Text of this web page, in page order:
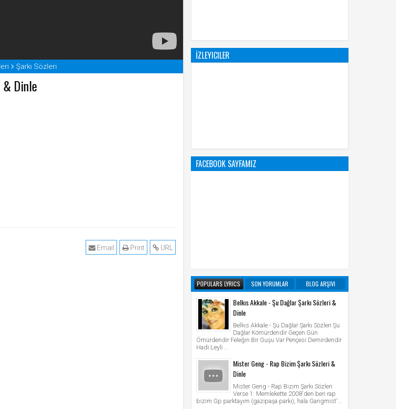
Şarkı Sözleri
Dinle
URL
Print
Email
İZLEYICILER
FACEBOOK SAYFAMIZ
POPULARS LYRICS SON YORUMLAR BLOG ARŞIVI
Belkıs Akkale - Şu Dağlar Şarkı Sözleri &
Dinle
Belkıs Akkale - Şu Dağlar Şarkı Sözleri Şu
Dağlar Kömürdendir Geçen Gün
Ömürdendir Feleğin Bir Guşu Var Pençesi Demirdendir
Hadi Leyli ...
Mister Geng - Rap Bizim Şarkı Sözleri &
Dinle
Mister Geng - Rap Bizim Şarkı Sözleri
Verse 1: Memlekette 2008'den beri rap
bizim Gp parktayım (gazipaşa parkı), hala Gangmist'...